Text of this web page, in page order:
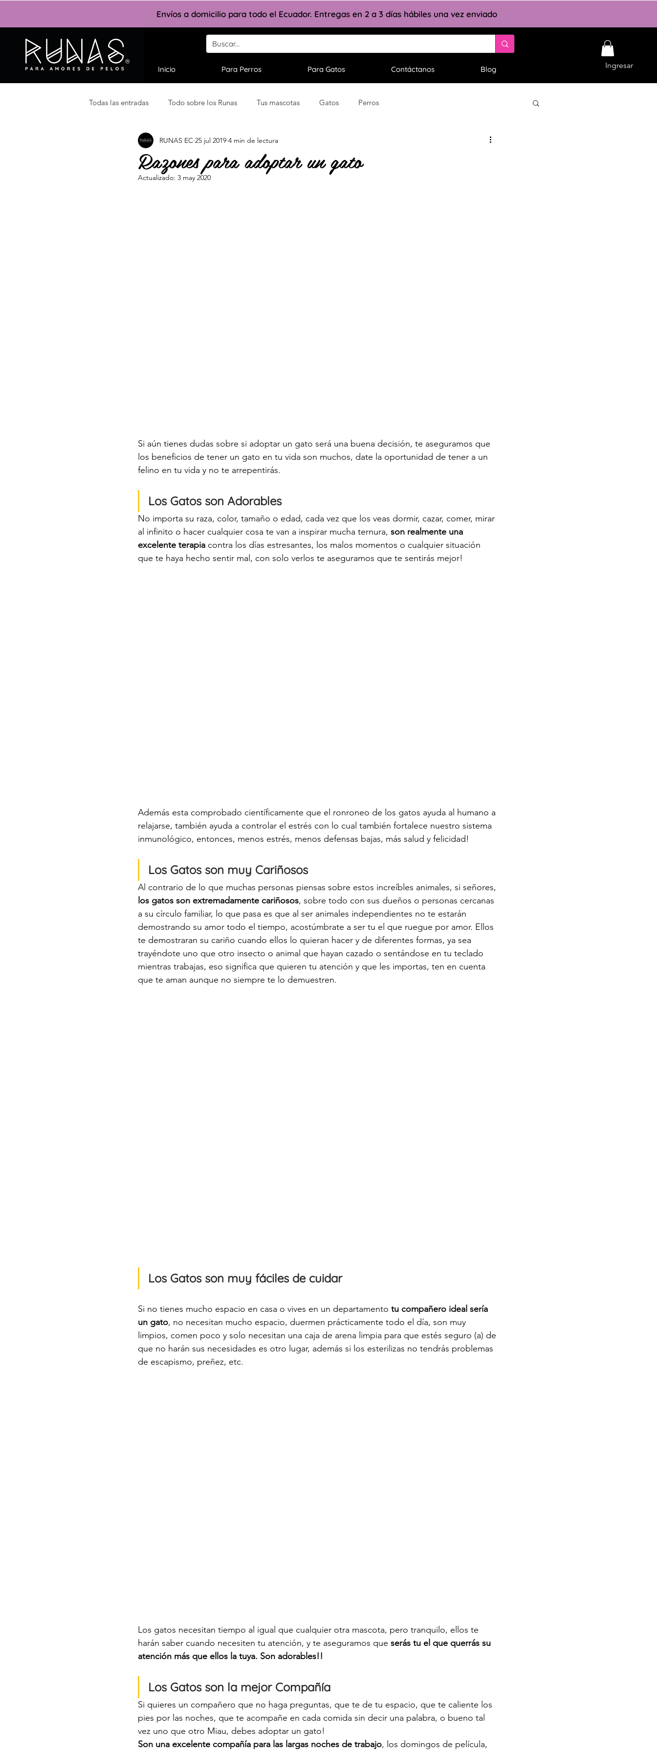
Inicio Para Perros Para Gatos Contáctanos Blog Ingresar
Envíos a domicilio para todo el Ecuador. Entregas en 2 a 3 días hábiles una vez enviado
Todas las entradas Todo sobre los Runas Tus mascotas Gatos Perros
Razones para adoptar un gato
RUNAS EC 25 jul 2019 4 min de lectura
Actualizado: 3 may 2020
Si aún tienes dudas sobre si adoptar un gato será una buena decisión, te aseguramos que
los beneficios de tener un gato en tu vida son muchos, date la oportunidad de tener a un
felino en tu vida y no te arrepentirás.
Los Gatos son Adorables
No importa su raza, color, tamaño o edad, cada vez que los veas dormir, cazar, comer, mirar
al infinito o hacer cualquier cosa te van a inspirar mucha ternura, son realmente una
excelente terapia contra los días estresantes, los malos momentos o cualquier situación
que te haya hecho sentir mal, con solo verlos te aseguramos que te sentirás mejor!
Además esta comprobado científicamente que el ronroneo de los gatos ayuda al humano a
relajarse, también ayuda a controlar el estrés con lo cual también fortalece nuestro sistema
inmunológico, entonces, menos estrés, menos defensas bajas, más salud y felicidad!
Los Gatos son muy Cariñosos
Al contrario de lo que muchas personas piensas sobre estos increíbles animales, si señores,
los gatos son extremadamente cariñosos, sobre todo con sus dueños o personas cercanas
a su círculo familiar, lo que pasa es que al ser animales independientes no te estarán
demostrando su amor todo el tiempo, acostúmbrate a ser tu el que ruegue por amor. Ellos
te demostraran su cariño cuando ellos lo quieran hacer y de diferentes formas, ya sea
trayéndote uno que otro insecto o animal que hayan cazado o sentándose en tu teclado
mientras trabajas, eso significa que quieren tu atención y que les importas, ten en cuenta
que te aman aunque no siempre te lo demuestren.
Los Gatos son muy fáciles de cuidar
Si no tienes mucho espacio en casa o vives en un departamento tu compañero ideal sería
un gato, no necesitan mucho espacio, duermen prácticamente todo el día, son muy
limpios, comen poco y solo necesitan una caja de arena limpia para que estés seguro (a) de
que no harán sus necesidades es otro lugar, además si los esterilizas no tendrás problemas
de escapismo, preñez, etc.
Los gatos necesitan tiempo al igual que cualquier otra mascota, pero tranquilo, ellos te
harán saber cuando necesiten tu atención, y te aseguramos que serás tu el que querrás su
atención más que ellos la tuya. Son adorables!!
Los Gatos son la mejor Compañía
Si quieres un compañero que no haga preguntas, que te de tu espacio, que te caliente los
pies por las noches, que te acompañe en cada comida sin decir una palabra, o bueno tal
vez uno que otro Miau, debes adoptar un gato!
Son una excelente compañía para las largas noches de trabajo, los domingos de película,